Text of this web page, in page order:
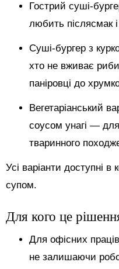
Гострий суші-
любить післясмак і
Суші-бургер з
хто не вживає
паніровці до
Вегетаріанський
соусом унагі — для
тваринного
Усі варіанти доступні
супом.
Для кого це
Для офісних
не залишаючи